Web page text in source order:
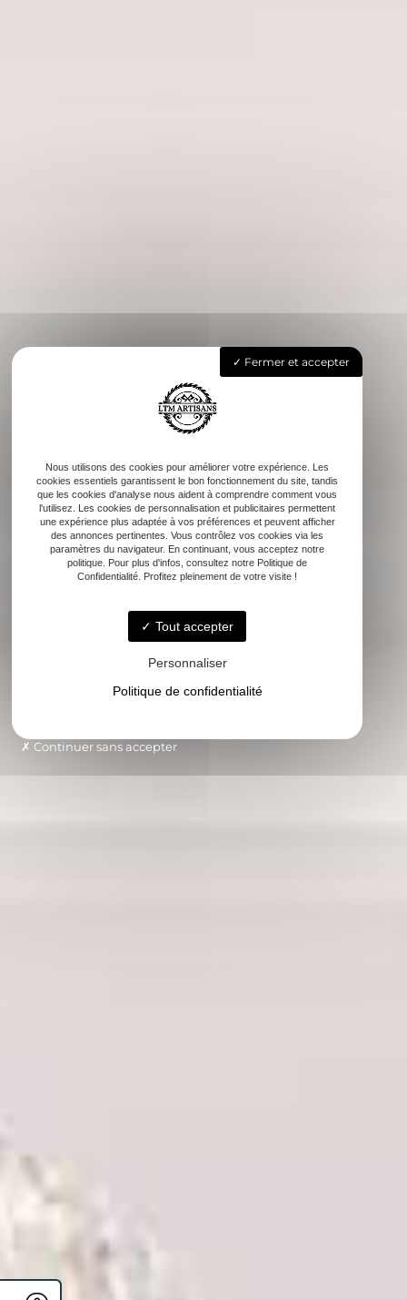
Fermer et accepter
Nous utilisons des cookies pour améliorer votre expérience. Les
cookies essentiels garantissent le bon fonctionnement du site, tandis
que les cookies d'analyse nous aident à comprendre comment vous
l'utilisez. Les cookies de personnalisation et publicitaires permettent
une expérience plus adaptée à vos préférences et peuvent afficher
des annonces pertinentes. Vous contrôlez vos cookies via les
paramètres du navigateur. En continuant, vous acceptez notre
politique. Pour plus d'infos, consultez notre Politique de
Confidentialité. Profitez pleinement de votre visite !
Tout accepter
Personnaliser
Politique de confidentialité
Continuer sans accepter